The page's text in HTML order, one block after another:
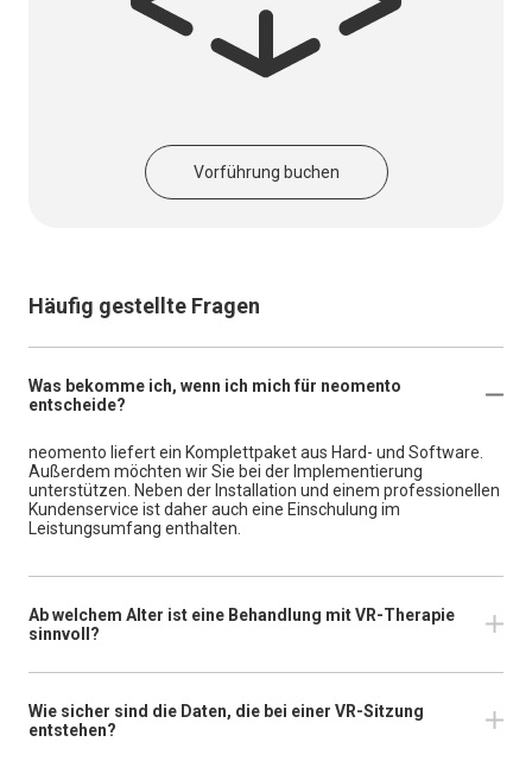
Vorführung buchen
Häufig gestellte Fragen
Was bekomme ich, wenn ich mich für neomento
entscheide?
neomento liefert ein Komplettpaket aus Hard- und Software.
Außerdem möchten wir Sie bei der Implementierung
unterstützen. Neben der Installation und einem professionellen
Kundenservice ist daher auch eine Einschulung im
Leistungsumfang enthalten.
Ab welchem Alter ist eine Behandlung mit VR-Therapie
sinnvoll?
Wie sicher sind die Daten, die bei einer VR-Sitzung
entstehen?